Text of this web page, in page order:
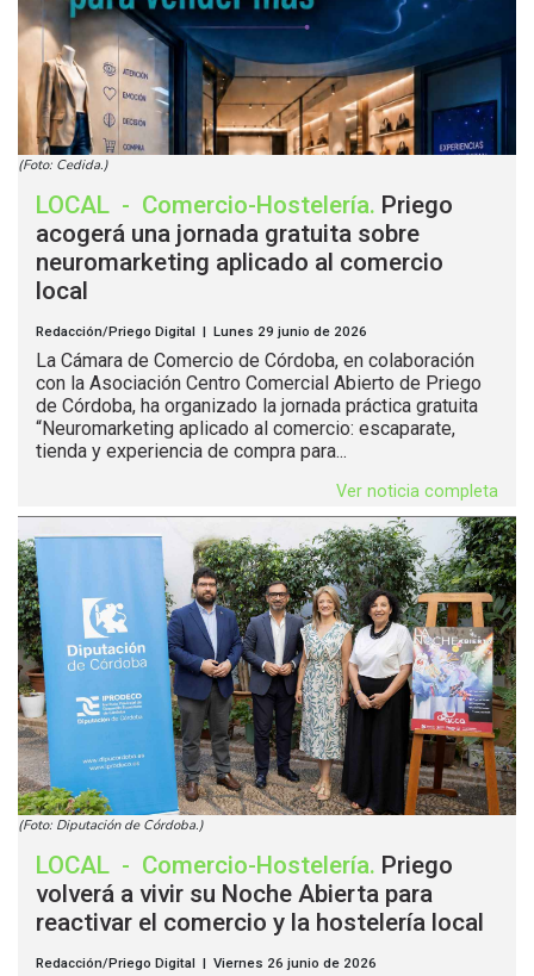
(Foto: Cedida.)
LOCAL - Comercio-Hostelería. Priego
acogerá una jornada gratuita sobre
neuromarketing aplicado al comercio
local
Redacción/Priego Digital | Lunes 29 junio de 2026
La Cámara de Comercio de Córdoba, en colaboración
con la Asociación Centro Comercial Abierto de Priego
de Córdoba, ha organizado la jornada práctica gratuita
“Neuromarketing aplicado al comercio: escaparate,
tienda y experiencia de compra para...
Ver noticia completa
(Foto: Diputación de Córdoba.)
LOCAL - Comercio-Hostelería. Priego
volverá a vivir su Noche Abierta para
reactivar el comercio y la hostelería local
Redacción/Priego Digital | Viernes 26 junio de 2026